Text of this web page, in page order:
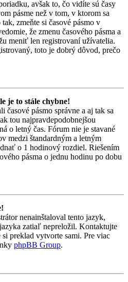
avšak to, čo vidíte sú časy
pásme než v tom, v ktorom sa
zmeňte si časové pásmo v
že zmenu časového pásma a
meniť len registrovaní užívatelia.
toto je dobrý dôvod, prečo
je to stále chybne!
časové pásmo správne a aj tak sa
tou najpravdepodobnejšou
o letný čas. Fórum nie je stavané
medzi štandardným a letným
o 1 hodinový rozdiel. Riešením
pásma o jednu hodinu po dobu
nenainštaloval tento jazyk,
zatiaľ nepreložil. Kontaktujte
preklad vytvorte sami. Pre viac
phpBB Group.